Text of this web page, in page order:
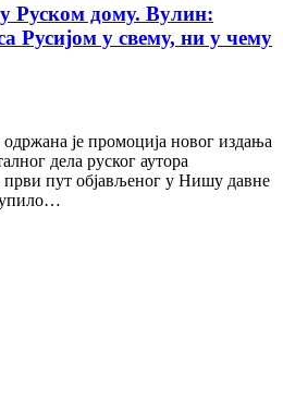
Руском дому. Вулин:
Русијом у свему, ни у чему
је промоција новог издања
дела руског аутора
пут објављеног у Нишу давне